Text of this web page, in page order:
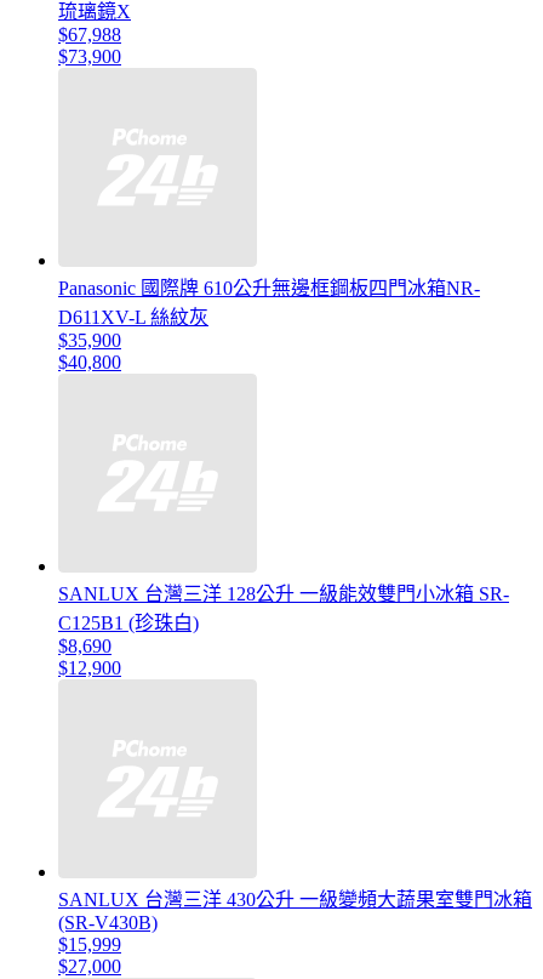
琉璃鏡X
$67,988
$73,900
Panasonic 國際牌 610公升無邊框鋼板四門冰箱NR-
D611XV-L 絲紋灰
$35,900
$40,800
SANLUX 台灣三洋 128公升 一級能效雙門小冰箱 SR-
C125B1 (珍珠白)
$8,690
$12,900
SANLUX 台灣三洋 430公升 一級變頻大蔬果室雙門冰箱
(SR-V430B)
$15,999
$27,000